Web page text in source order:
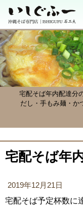
宅配そば年内配達分
だし・手もみ麺・か
宅配そば年
2019年12月21日
宅配そば予定杯数に